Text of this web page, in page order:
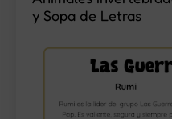
y Sopa de Letras